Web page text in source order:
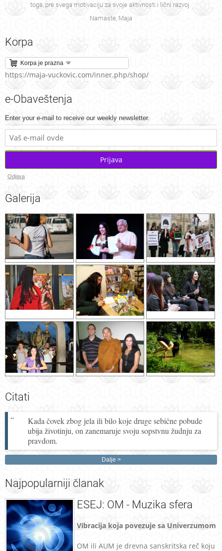
toga, pre svega motivaciju za svoje aktivnosti i lični razvoj.
Namaste, Maja
Korpa
Korpa je prazna
https://maja-vuckovic.com/inner.php/shop/
e-Obaveštenja
Enter your e-mail to receive our weekly newsletter.
Prijava
Odjava
Galerija
Citati
Kada čovek zbog jela ili bilo koje druge sebične pobude
ubija životinju, on zanemaruje svoju sopstvnu žudnju za
pravdom.
Dalje
Najpopularniji članak
ESEJ: OM - Muzika sfera
Vibracija koja povezuje sa Univerzumom
OM ili AUM je drevna sanskritska reč koju